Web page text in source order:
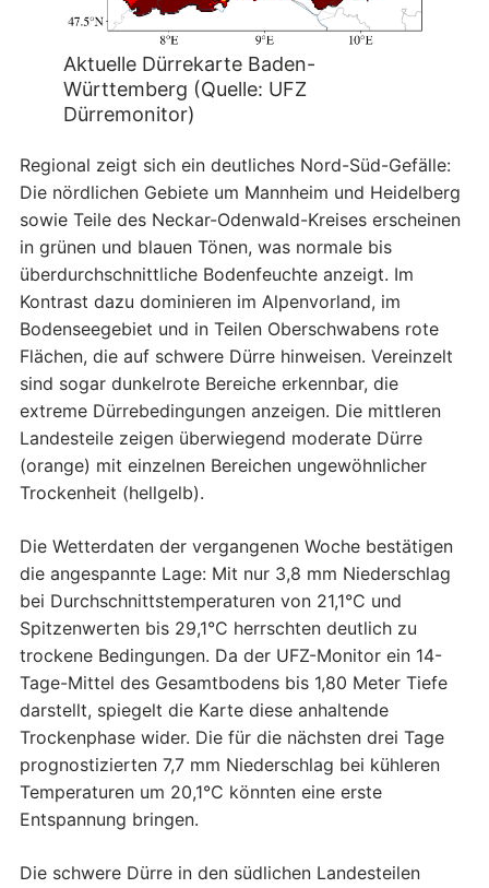
Aktuelle Dürrekarte Baden-
Württemberg (Quelle: UFZ
Dürremonitor)
Regional zeigt sich ein deutliches Nord-Süd-Gefälle:
Die nördlichen Gebiete um Mannheim und Heidelberg
sowie Teile des Neckar-Odenwald-Kreises erscheinen
in grünen und blauen Tönen, was normale bis
überdurchschnittliche Bodenfeuchte anzeigt. Im
Kontrast dazu dominieren im Alpenvorland, im
Bodenseegebiet und in Teilen Oberschwabens rote
Flächen, die auf schwere Dürre hinweisen. Vereinzelt
sind sogar dunkelrote Bereiche erkennbar, die
extreme Dürrebedingungen anzeigen. Die mittleren
Landesteile zeigen überwiegend moderate Dürre
(orange) mit einzelnen Bereichen ungewöhnlicher
Trockenheit (hellgelb).
Die Wetterdaten der vergangenen Woche bestätigen
die angespannte Lage: Mit nur 3,8 mm Niederschlag
bei Durchschnittstemperaturen von 21,1°C und
Spitzenwerten bis 29,1°C herrschten deutlich zu
trockene Bedingungen. Da der UFZ-Monitor ein 14-
Tage-Mittel des Gesamtbodens bis 1,80 Meter Tiefe
darstellt, spiegelt die Karte diese anhaltende
Trockenphase wider. Die für die nächsten drei Tage
prognostizierten 7,7 mm Niederschlag bei kühleren
Temperaturen um 20,1°C könnten eine erste
Entspannung bringen.
Die schwere Dürre in den südlichen Landesteilen